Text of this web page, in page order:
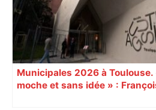
Municipales 2026 à Toulouse.
moche et sans idée » :